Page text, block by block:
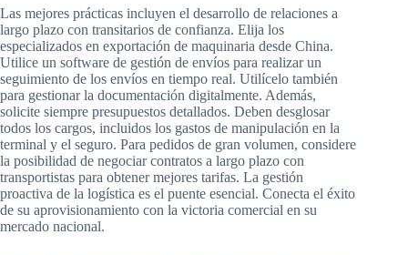
Las mejores prácticas incluyen el desarrollo de relaciones a
largo plazo con transitarios de confianza. Elija los
especializados en exportación de maquinaria desde China.
Utilice un software de gestión de envíos para realizar un
seguimiento de los envíos en tiempo real. Utilícelo también
para gestionar la documentación digitalmente. Además,
solicite siempre presupuestos detallados. Deben desglosar
todos los cargos, incluidos los gastos de manipulación en la
terminal y el seguro. Para pedidos de gran volumen, considere
la posibilidad de negociar contratos a largo plazo con
transportistas para obtener mejores tarifas. La gestión
proactiva de la logística es el puente esencial. Conecta el éxito
de su aprovisionamiento con la victoria comercial en su
mercado nacional.